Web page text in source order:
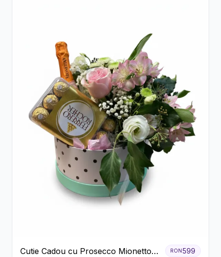
Cutie Cadou cu Prosecco Mionetto
RON599